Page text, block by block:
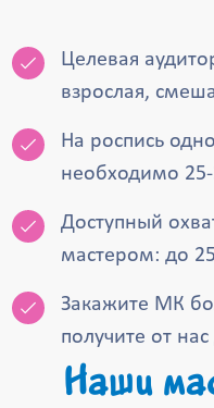
Целевая
взрослая,
На роспись
необходимо
Доступный
мастером: до
Закажите МК
получите от
Наши